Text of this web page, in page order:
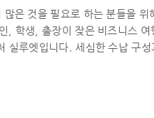
많은 것을 필요로 하는 분들을 위
, 학생, 출장이 잦은 비즈니스 여
실루엣입니다. 세심한 수납 구성